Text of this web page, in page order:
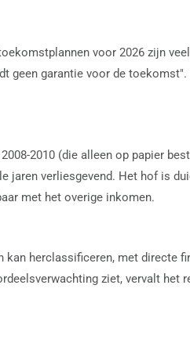
voor 2026 zijn
geen garantie voor de
2010 (die alleen op papier
jaren verliesgevend. Het hof is
met het overige inkomen.
herclassificeren, met directe
ziet, vervalt het